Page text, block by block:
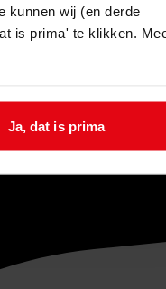
kunnen wij (en derde
is prima' te klikken.
Ja, dat is prima